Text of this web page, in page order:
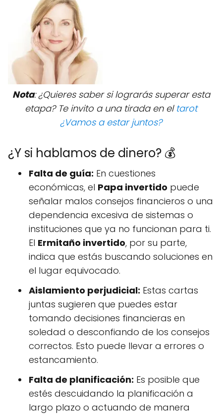
Nota: ¿Quieres saber si lograrás superar esta
etapa? Te invito a una tirada en el tarot
¿Vamos a estar juntos?
¿Y si hablamos de dinero? 💰
Falta de guía: En cuestiones
económicas, el Papa invertido puede
señalar malos consejos financieros o una
dependencia excesiva de sistemas o
instituciones que ya no funcionan para ti.
El Ermitaño invertido, por su parte,
indica que estás buscando soluciones en
el lugar equivocado.
Aislamiento perjudicial: Estas cartas
juntas sugieren que puedes estar
tomando decisiones financieras en
soledad o desconfiando de los consejos
correctos. Esto puede llevar a errores o
estancamiento.
Falta de planificación: Es posible que
estés descuidando la planificación a
largo plazo o actuando de manera